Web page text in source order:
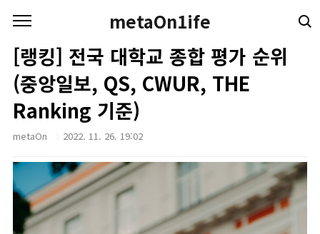
metaOn1ife
[랭킹] 전국 대학교 종합 평가 순위
(중앙일보, QS, CWUR, THE
Ranking 기준)
metaOn 2022. 11. 26. 19:02